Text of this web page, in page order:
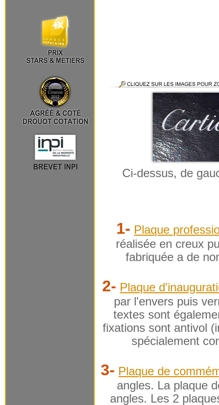
Ci-dessus, de
1- Plaque
réalisée en creux
fabriquée a de
2- Plaque
par l'envers puis
textes sont
fixations sont antivol
spécialement
3- Plaque de
angles. La plaque
angles. Les 2